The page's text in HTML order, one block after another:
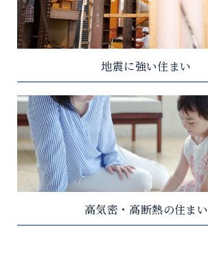
地震に強い住まい
高気密・高断熱の住まい